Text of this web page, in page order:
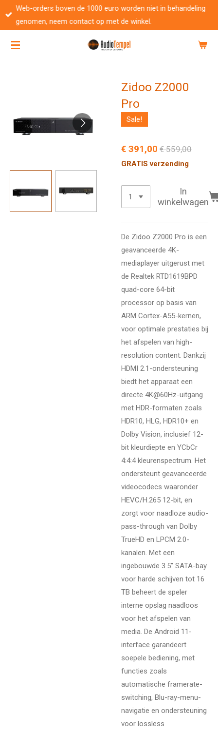
Ga
direct
de
Web-orders boven de 1000 euro worden niet in behandeling
genomen, neem contact op met de winkel.
Zidoo Z2000
Pro
Sale!
€ 391,00 € 559,00
GRATIS verzending
In
winkelwagen
De Zidoo Z2000 Pro is een
geavanceerde 4K-
mediaplayer uitgerust met
de Realtek RTD1619BPD
quad-core 64-bit
processor op basis van
ARM Cortex-A55-kernen,
voor optimale prestaties bij
het afspelen van high-
resolution content. Dankzij
HDMI 2.1-ondersteuning
biedt het apparaat een
directe 4K@60Hz-uitgang
met HDR-formaten zoals
HDR10, HLG, HDR10+ en
Dolby Vision, inclusief 12-
bit kleurdiepte en YCbCr
4:4:4 kleurenspectrum. Het
ondersteunt geavanceerde
videocodecs waaronder
HEVC/H.265 12-bit, en
zorgt voor naadloze audio-
pass-through van Dolby
TrueHD en LPCM 2.0-
kanalen. Met een
ingebouwde 3.5" SATA-bay
voor harde schijven tot 16
TB beheert de speler
interne opslag naadloos
voor het afspelen van
media. De Android 11-
interface garandeert
soepele bediening, met
functies zoals
automatische framerate-
switching, Blu-ray-menu-
navigatie en ondersteuning
voor lossless